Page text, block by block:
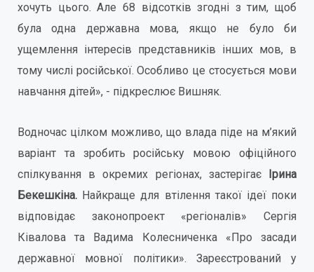
хочуть цього. Але 68 відсотків згодні з тим, щоб
була одна державна мова, якщо не було би
ущемлення інтересів представників інших мов, в
тому числі російської. Особливо це стосується мови
навчання дітей», - підкреслює Вишняк.
Водночас цілком можливо, що влада піде на м’який
варіант та зробить російську мовою офіційного
спілкування в окремих регіонах, застерігає
Ірина
Бекешкіна. Найкраще для втілення такої ідеї поки
відповідає законопроект «регіоналів» Сергія
Ківалова та Вадима Колесниченка «Про засади
державної мовної політики». Зареєстрований у